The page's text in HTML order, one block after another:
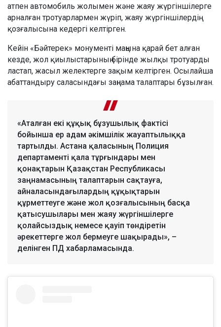
атпен автомобиль жолымен және жаяу жүргіншілерге
арналған тротуарлармен жүріп, жаяу жүргіншілердің
қозғалысына кедергі келтірген.
Кейін «Бәйтерек» монументі маңына қарай бет алған
кезде, жол қиылыстарының бірінде жылқы тротуарды
ластап, жасыл желектерге зақым келтірген. Осылайша
абаттандыру саласындағы заңнама талаптары бұзылған.
«Аталған екі құқық бұзушылық фактісі
бойынша ер адам әкімшілік жауаптылыққа
тартылды. Астана қаласының Полиция
департаменті қала тұрғындары мен
қонақтарын Қазақстан Республикасы
заңнамасының талаптарын сақтауға,
айналасындағылардың құқықтарын
құрметтеуге және жол қозғалысының басқа
қатысушылары мен жаяу жүргіншілерге
қолайсыздық немесе қауіп төндіретін
әрекеттерге жол бермеуге шақырады», –
делінген ПД хабарламасында.